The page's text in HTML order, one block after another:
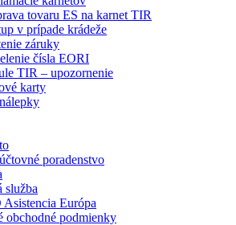
tovaru ES na karnet TIR
v prípade krádeže
záruky
čísla EORI
TIR – upozornenie
karty
poradenstvo
služba
Európa
obchodné podmienky